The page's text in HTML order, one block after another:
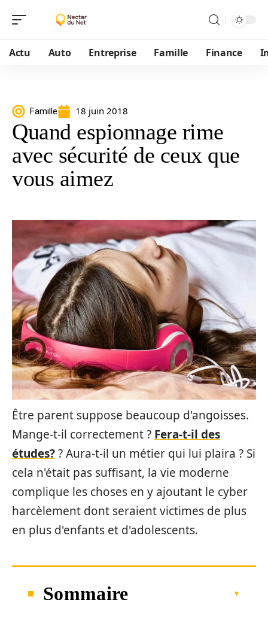
Actu Auto Entreprise Famille Finance
Famille 18 juin 2018
Quand espionnage rime
avec sécurité de ceux que
vous aimez
Être parent suppose beaucoup d'angoisses.
Mange-t-il correctement ? Fera-t-il des
études?? Aura-t-il un métier qui lui plaira ? Si
cela n'était pas suffisant, la vie moderne
complique les choses en y ajoutant le cyber
harcèlement dont seraient victimes de plus
en plus d'enfants et d'adolescents.
Sommaire